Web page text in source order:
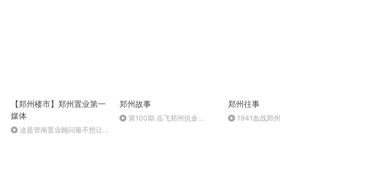
【郑州楼市】郑州置业第一
媒体
这是管南置业顾问最不想让你
郑州故事
第100期 岳飞郑州抗金
郑州往事
1941血战郑州